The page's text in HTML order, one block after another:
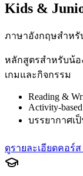
Kids &
ภาษาอังกฤษสำหรับ
หลักสูตรสำหรับน้อ
เกมและกิจกรรม
Reading &
Activity-based
บรรยากาศเ
ดูรายละเอียดคอร์ส